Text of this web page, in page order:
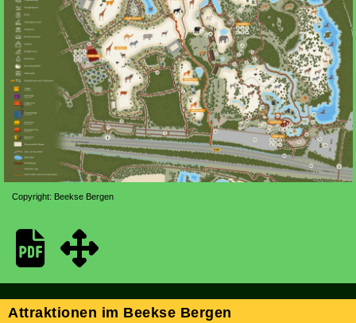
Copyright: Beekse Bergen
Attraktionen im Beekse Bergen